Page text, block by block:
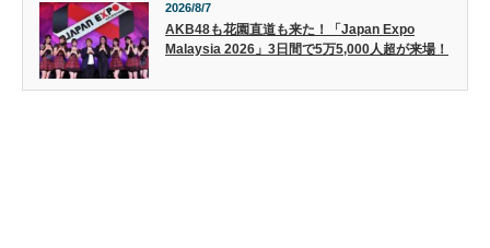
2026/8/7
AKB48も花園直道も来た！「Japan Expo
Malaysia 2026」3日間で5万5,000人超が来場！